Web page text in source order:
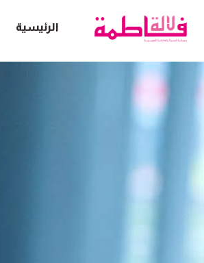
الرئيسية